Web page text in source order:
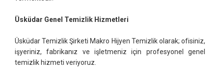
Üsküdar Genel Temizlik Hizmetleri
Üsküdar Temizlik Şirketi Makro Hijyen Temizlik olarak; ofisiniz,
işyeriniz, fabrikanız ve işletmeniz için profesyonel genel
temizlik hizmeti veriyoruz.